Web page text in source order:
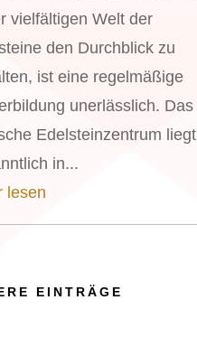
vielfältigen Welt der
den Durchblick zu
ist eine regelmäßige
unerlässlich. Das
Edelsteinzentrum liegt
in...
lesen
EINTRÄGE